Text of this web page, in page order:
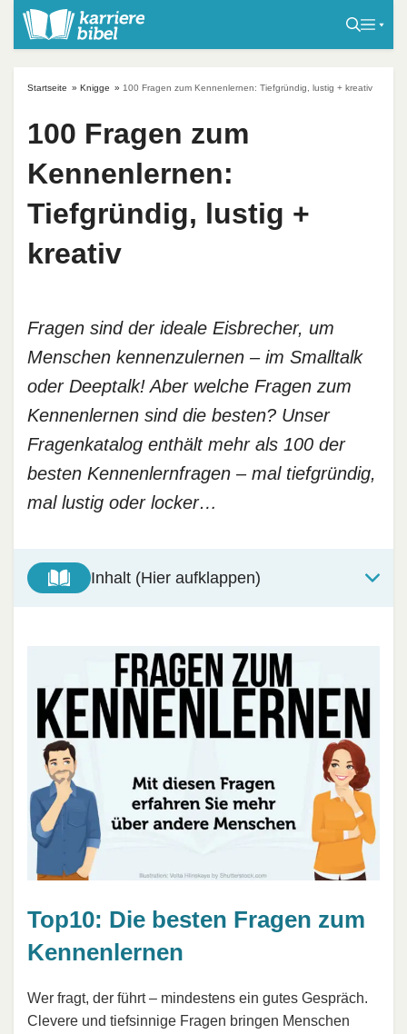
Startseite » Knigge » 100 Fragen zum Kennenlernen: Tiefgründig, lustig + kreativ
100 Fragen zum
Kennenlernen:
Tiefgründig, lustig +
kreativ
Fragen sind der ideale Eisbrecher, um
Menschen kennenzulernen – im Smalltalk
oder Deeptalk! Aber welche Fragen zum
Kennenlernen sind die besten? Unser
Fragenkatalog enthält mehr als 100 der
besten Kennenlernfragen – mal tiefgründig,
mal lustig oder locker…
Inhalt (Hier aufklappen)
Top10: Die besten Fragen zum
Kennenlernen
Wer fragt, der führt – mindestens ein gutes Gespräch.
Clevere und tiefsinnige Fragen bringen Menschen